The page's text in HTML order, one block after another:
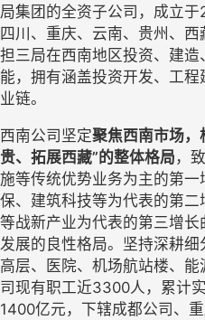
局集团的全资子公司，成立
四川、重庆、云南、贵州、
担三局在西南地区投资、建
能，拥有涵盖投资开发、工
业链。
西南公司坚定聚焦西南市场，
贵、拓展西藏”的整体格局 ，
施等传统优势业务为主的第
保、建筑科技等为代表的第
等战新产业为代表的第三增
发展的良性格局。坚持深耕
高层、医院、机场航站楼、能
司现有职工近3300人，累计
1400亿元， 下辖成都公司、